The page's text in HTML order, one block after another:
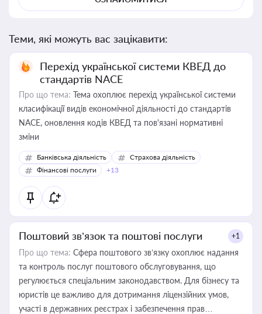
Теми, які можуть вас зацікавити:
Перехід української системи КВЕД до
стандартів NACE
Про що тема: Тема охоплює перехід української системи
класифікації видів економічної діяльності до стандартів
NACE, оновлення кодів КВЕД та пов'язані нормативні
зміни
Банківська діяльність
Страхова діяльність
Фінансові послуги
+13
Поштовий зв’язок та поштові послуги +1
Про що тема: Сфера поштового зв’язку охоплює надання
та контроль послуг поштового обслуговування, що
регулюється спеціальним законодавством. Для бізнесу та
юристів це важливо для дотримання ліцензійних умов,
участі в державних реєстрах і забезпечення прав